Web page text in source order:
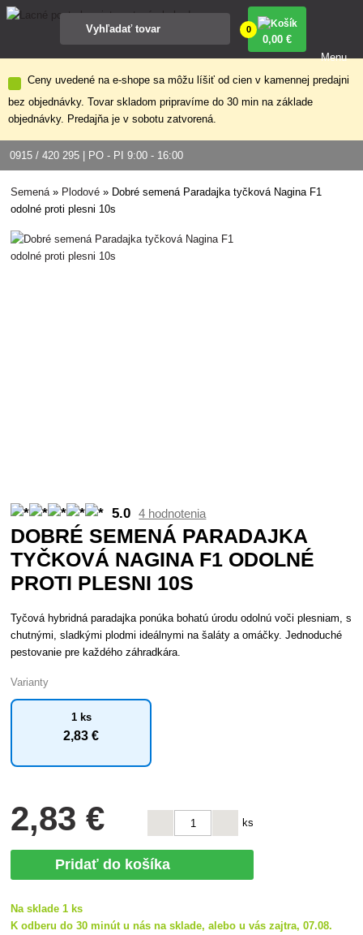
Ceny uvedené na e-shope sa môžu líšiť od cien v kamennej predajni
bez objednávky. Tovar skladom pripravíme do 30 min na základe
objednávky. Predajňa je v sobotu zatvorená.
0915 / 420 295 | PO - PI 9:00 - 16:00
0
0,00 €
Menu
Semená» Plodové » Dobré semená Paradajka tyčková Nagina F1
odolné proti plesni 10s
5.04 hodnotenia
DOBRÉ SEMENÁ PARADAJKA
TYČKOVÁ NAGINA F1 ODOLNÉ
PROTI PLESNI 10S
Tyčová hybridná paradajka ponúka bohatú úrodu odolnú voči plesniam, s
chutnými, sladkými plodmi ideálnymi na šaláty a omáčky. Jednoduché
pestovanie pre každého záhradkára.
Varianty
1 ks
2,83 €
2,83 € ks
Pridať do košíka
Na sklade 1 ks
K odberu do 30 minút u nás na sklade, alebo u vás zajtra, 07.08.